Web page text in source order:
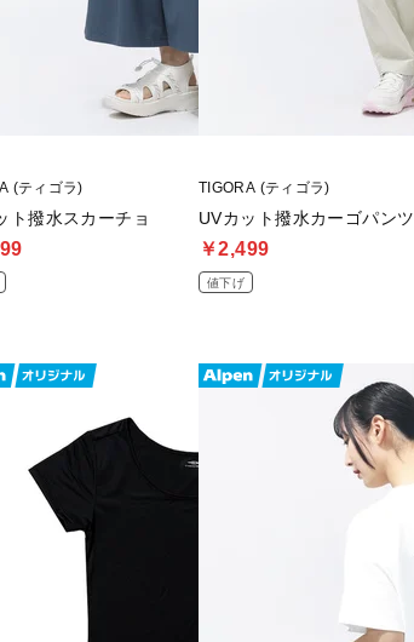
(ティゴラ)
ト撥水スカーチョ
TIGORA (ティゴラ)
UVカット撥水カーゴパンツ
￥2,499
値下げ